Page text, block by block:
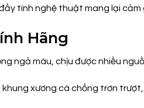
tính nghệ thuật mang lại
Hãng
ngả màu, chịu được nhiều
xương cá chống trơn